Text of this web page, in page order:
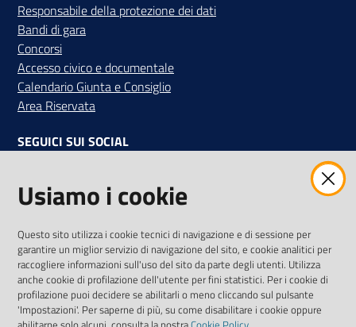
Responsabile della protezione dei dati
Bandi di gara
Concorsi
Accesso civico e documentale
Calendario Giunta e Consiglio
Area Riservata
SEGUICI SUI SOCIAL
Ricevi tutti gli aggiornamenti su eventi, nuove opportunità e
adempimenti normativi
Usiamo i cookie
Questo sito utilizza i cookie tecnici di navigazione e di sessione per
garantire un miglior servizio di navigazione del sito, e cookie analitici per
raccogliere informazioni sull'uso del sito da parte degli utenti. Utilizza
anche cookie di profilazione dell'utente per fini statistici. Per i cookie di
profilazione puoi decidere se abilitarli o meno cliccando sul pulsante
'Impostazioni'. Per saperne di più, su come disabilitare i cookie oppure